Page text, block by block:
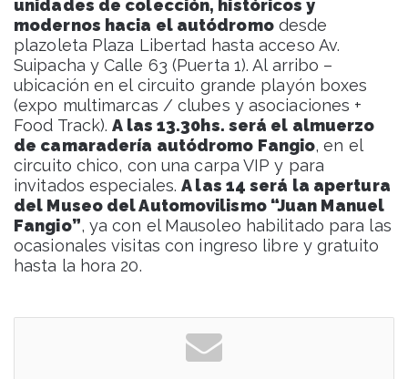
unidades de colección, históricos y
modernos hacia el autódromodesde
plazoleta Plaza Libertad hasta acceso Av.
Suipacha y Calle 63 (Puerta 1). Al arribo –
ubicación en el circuito grande playón boxes
(expo multimarcas / clubes y asociaciones +
Food Track).A las 13.30hs. será el almuerzo
de camaradería autódromo Fangio, en el
circuito chico, con una carpa VIP y para
invitados especiales.A las 14 será la apertura
del Museo del Automovilismo “Juan Manuel
Fangio”, ya con el Mausoleo habilitado para las
ocasionales visitas con ingreso libre y gratuito
hasta la hora 20.